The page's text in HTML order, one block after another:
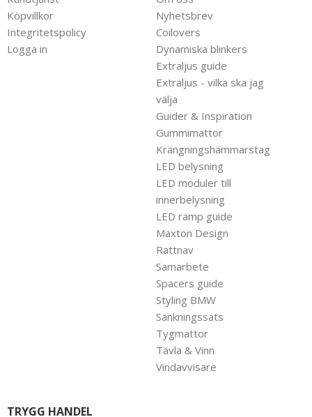
Köpvillkor
Integritetspolicy
Logga in
Nyhetsbrev
Coilovers
Dynamiska blinkers
Extraljus guide
Extraljus - vilka ska jag
välja
Guider & Inspiration
Gummimattor
Krängningshämmarstag
LED belysning
LED moduler till
innerbelysning
LED ramp guide
Maxton Design
Rattnav
Samarbete
Spacers guide
Styling BMW
Sänkningssats
Tygmattor
Tävla & Vinn
Vindavvisare
TRYGG HANDEL